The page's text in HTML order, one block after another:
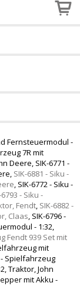
Fernsteuermodul -
7R mit
Deere, SIK-6771 -
, SIK-6881 - Siku -
, SIK-6772 - Siku -
6793 - Siku -
Fendt, SIK-6882 -
Claas, SIK-6796 -
- 1:32,
Fendt 939 Set mit
mit
- Spielfahrzeug
Traktor, John
mit Akku -